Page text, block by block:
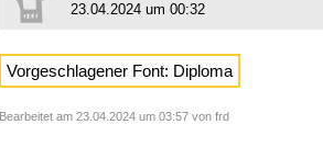
23.04.2024 um 00:32
Vorgeschlagener Font: Diploma
Bearbeitet am 23.04.2024 um 03:57 von frd